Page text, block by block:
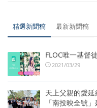
精選新聞稿 最新新聞稿
FLOC唯一基督
2021/03/29
天上父親的愛
「南投映全號